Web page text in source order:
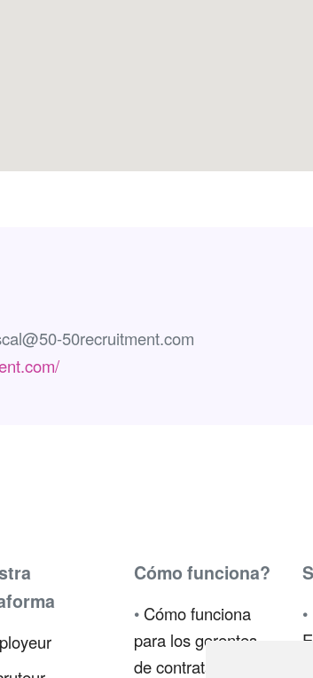
50recruitment.com
Cómo funciona?
• Cómo funciona
para los gerentes
de contratación
•